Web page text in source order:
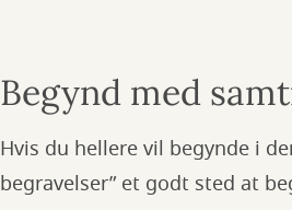
Begynd med
Hvis du hellere vil begynde i
begravelser” et godt sted at